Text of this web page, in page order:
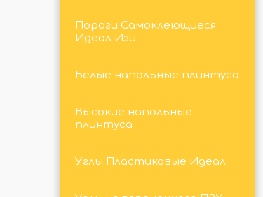
Пороги Самоклеющиеся
Идеал Изи
Белые напольные плинтуса
Высокие напольные
плинтуса
Углы Пластиковые Идеал